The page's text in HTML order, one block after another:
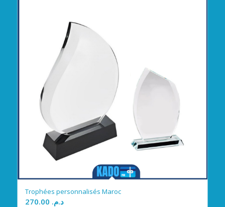
Trophées personnalisés Maroc
د.م.